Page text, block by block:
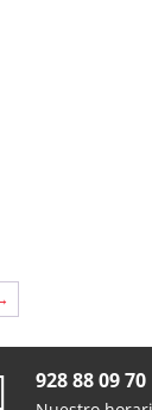
928 88 09 70